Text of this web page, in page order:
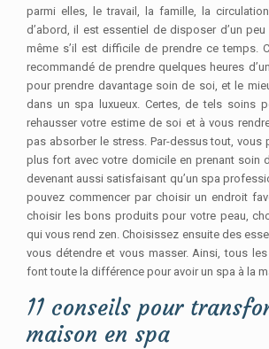
parmi elles, le travail, la famille, la
d’abord, il est essentiel de disposer d’un
même s’il est difficile de prendre ce temps.
recommandé de prendre quelques heures
pour prendre davantage soin de soi, et le
dans un spa luxueux. Certes, de tels soins
rehausser votre estime de soi et à vous
pas absorber le stress. Par-dessus tout, vous
plus fort avec votre domicile en prenant soin
devenant aussi satisfaisant qu’un spa
pouvez commencer par choisir un endroit
choisir les bons produits pour votre peau,
qui vous rend zen. Choisissez ensuite des
vous détendre et vous masser. Ainsi, tous
font toute la différence pour avoir un spa à la
11 conseils pour
maison en spa